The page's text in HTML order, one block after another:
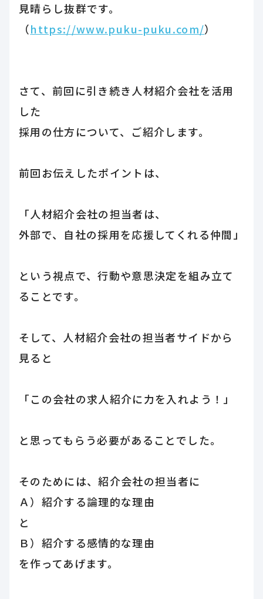
見晴らし抜群です。
（https://www.puku-puku.com/）
さて、前回に引き続き人材紹介会社を活用
した
採用の仕方について、ご紹介します。
前回お伝えしたポイントは、
「人材紹介会社の担当者は、
外部で、自社の採用を応援してくれる仲間」
という視点で、行動や意思決定を組み立て
ることです。
そして、人材紹介会社の担当者サイドから
見ると
「この会社の求人紹介に力を入れよう！」
と思ってもらう必要があることでした。
そのためには、紹介会社の担当者に
Ａ）紹介する論理的な理由
と
Ｂ）紹介する感情的な理由
を作ってあげます。